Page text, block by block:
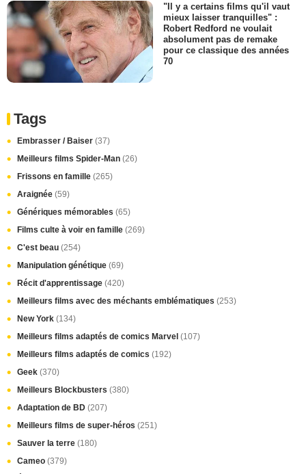
"Il y a certains films qu'il vaut
mieux laisser tranquilles" :
Robert Redford ne voulait
absolument pas de remake
pour ce classique des années
70
Tags
Embrasser / Baiser (37)
Meilleurs films Spider-Man (26)
Frissons en famille (265)
Araignée (59)
Génériques mémorables (65)
Films culte à voir en famille (269)
C'est beau (254)
Manipulation génétique (69)
Récit d'apprentissage (420)
Meilleurs films avec des méchants emblématiques (253)
New York (134)
Meilleurs films adaptés de comics Marvel (107)
Meilleurs films adaptés de comics (192)
Geek (370)
Meilleurs Blockbusters (380)
Adaptation de BD (207)
Meilleurs films de super-héros (251)
Sauver la terre (180)
Cameo (379)